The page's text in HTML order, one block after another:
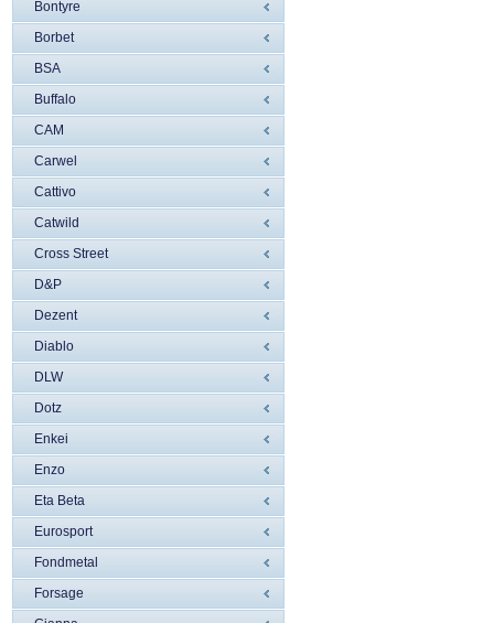
Bontyre
Borbet
BSA
Buffalo
CAM
Carwel
Cattivo
Catwild
Cross Street
D&P
Dezent
Diablo
DLW
Dotz
Enkei
Enzo
Eta Beta
Eurosport
Fondmetal
Forsage